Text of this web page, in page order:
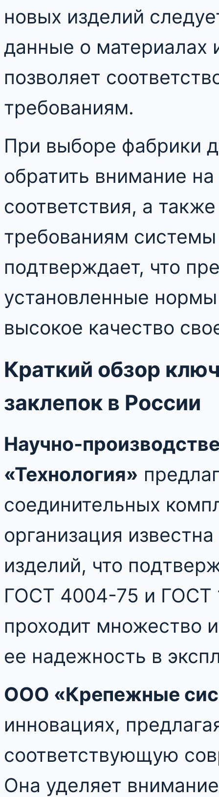
новых изделий
данные о материалах
позволяет
требованиям.
При выборе фабрики
обратить внимание
соответствия, а
требованиям
подтверждает, что
установленные
высокое качество
Краткий обзор
заклепок в России
Научно-
«Технология»
соединительных
организация
изделий, что
ГОСТ 4004-75 и ГОСТ
проходит множество
ее надежность в
ООО «Крепежные
инновациях,
соответствующую
Она уделяет